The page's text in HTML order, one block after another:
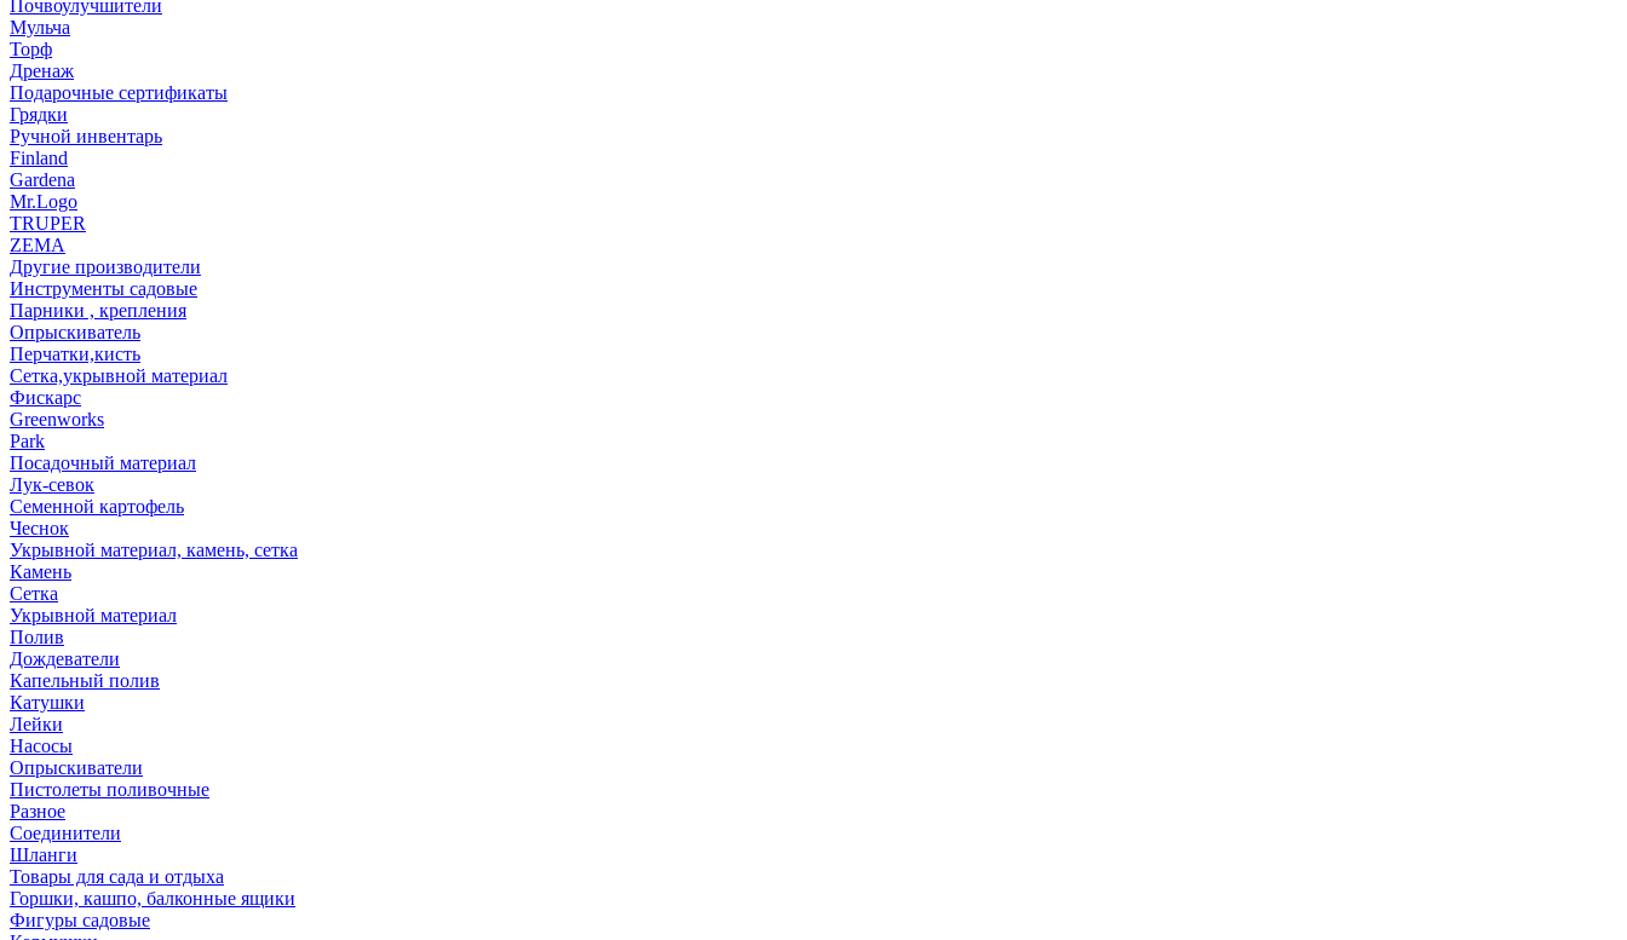
Почвоулучшители
Мульча
Торф
Дренаж
Подарочные сертификаты
Грядки
Ручной инвентарь
Finland
Gardena
Mr.Logo
TRUPER
ZEMA
Другие производители
Инструменты садовые
Парники , крепления
Опрыскиватель
Перчатки,кисть
Сетка,укрывной материал
Фискарс
Greenworks
Park
Посадочный материал
Лук-севок
Семенной картофель
Чеснок
Укрывной материал, камень, сетка
Камень
Сетка
Укрывной материал
Полив
Дождеватели
Капельный полив
Катушки
Лейки
Насосы
Опрыскиватели
Пистолеты поливочные
Разное
Соединители
Шланги
Товары для сада и отдыха
Горшки, кашпо, балконные ящики
Фигуры садовые